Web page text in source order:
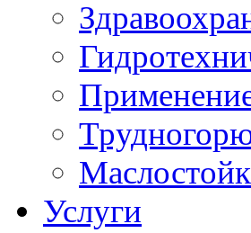
Услуги